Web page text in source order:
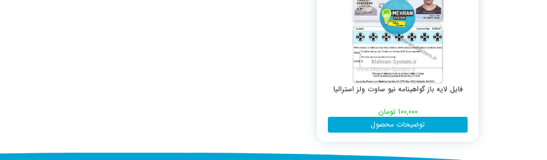
فایل لایه باز گواهینامه نیو ساوت ولز استرالیا
100,000 تومان
توضیحات محصول